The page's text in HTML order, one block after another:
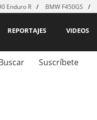
Enduro R BMW F450GS
VIDEOS
REPORTAJES
Suscríbete